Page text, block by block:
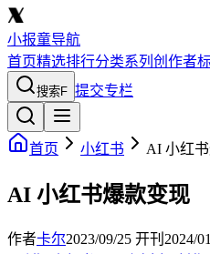
小报童导航
首页精选排行分类系列 创作者
搜索F 提交专栏
首页 小红书 AI 小红
AI 小红书爆款变现
作者卡尔2023/09/25 开刊 2024/